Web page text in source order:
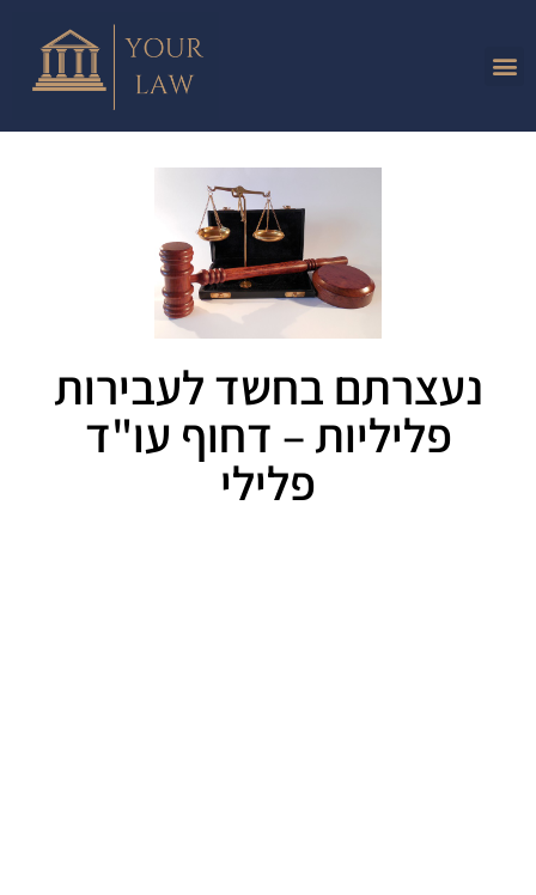
נעצרתם בחשד לעבירות
פליליות – דחוף עו"ד
פלילי